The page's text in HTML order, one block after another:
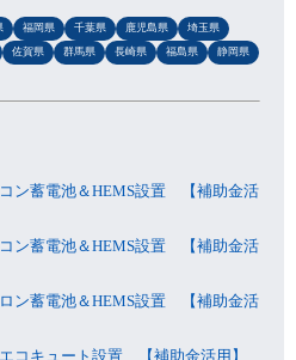
福岡県 千葉県 鹿児島県
埼玉県
佐賀県 群馬県 長崎県 福島県 静岡県
ン蓄電池＆HEMS設置 【補助金活
ン蓄電池＆HEMS設置 【補助金活
ン蓄電池＆HEMS設置 【補助金活
コキュート設置 【補助金活用】